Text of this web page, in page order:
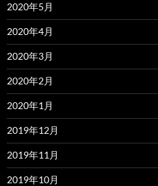
2020年5月
2020年4月
2020年3月
2020年2月
2020年1月
2019年12月
2019年11月
2019年10月